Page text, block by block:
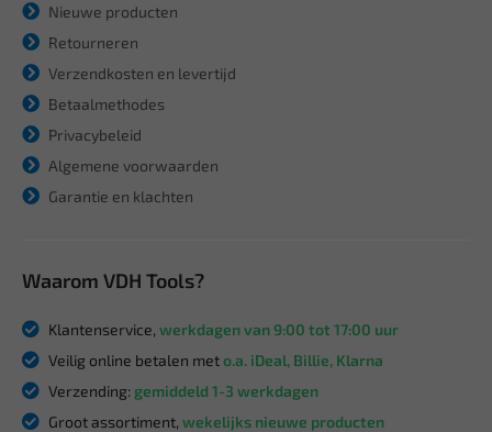
Nieuwe producten
Retourneren
Verzendkosten en levertijd
Betaalmethodes
Privacybeleid
Algemene voorwaarden
Garantie en klachten
Waarom VDH Tools?
Klantenservice, werkdagen van 9:00 tot 17:00 uur
Veilig online betalen meto.a. iDeal, Billie, Klarna
Verzending: gemiddeld 1-3 werkdagen
Groot assortiment, wekelijks nieuwe producten